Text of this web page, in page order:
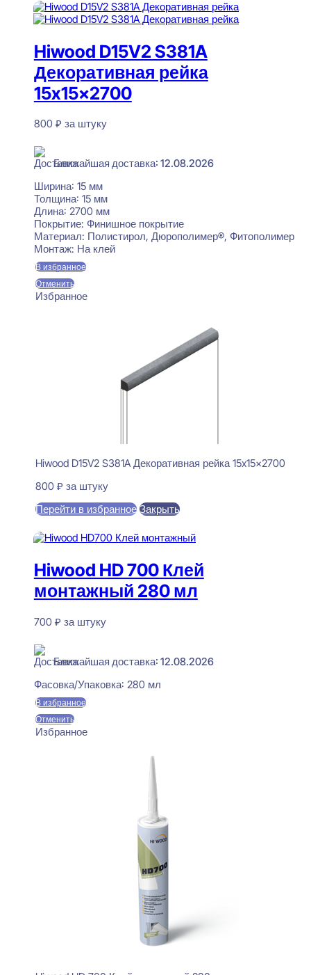
Hiwood D15V2 S381A
Декоративная рейка
15x15x2700
800 ₽ за штуку
Ближайшая доставка: 12.08.2026
Ширина: 15 мм
Толщина: 15 мм
Длина: 2700 мм
Покрытие: Финишное покрытие
Материал: Полистирол, Дюрополимер®, Фитополимер
Монтаж: На клей
В избранное
Отменить
Избранное
Hiwood D15V2 S381A Декоративная рейка 15x15x2700
800 ₽ за штуку
Перейти в избранное Закрыть
Hiwood HD 700 Клей
монтажный 280 мл
700 ₽ за штуку
Ближайшая доставка: 12.08.2026
Фасовка/Упаковка: 280 мл
В избранное
Отменить
Избранное